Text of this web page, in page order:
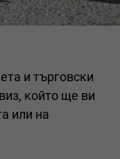
и търговски
който ще ви
или на